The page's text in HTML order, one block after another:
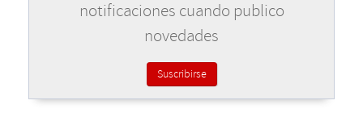
notificaciones cuando publico
novedades
Suscribirse